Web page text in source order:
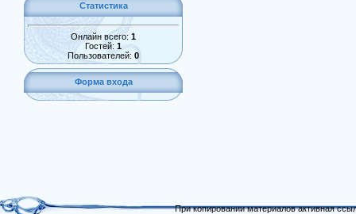
Статистика
Онлайн всего: 1
Гостей: 1
Пользователей: 0
Форма входа
При копировании материалов активная